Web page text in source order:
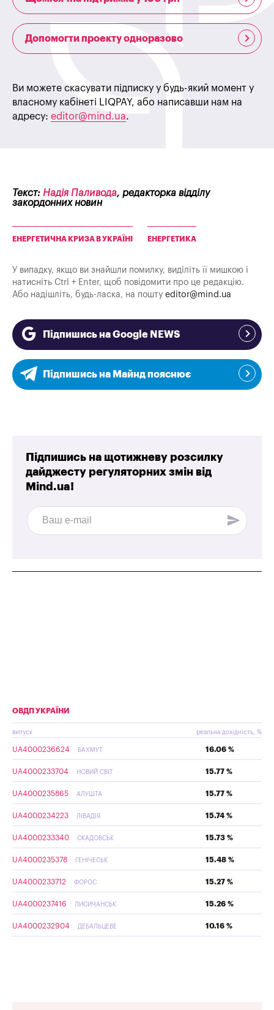
Допомогти проекту одноразово
Ви можете скасувати підписку у будь-який момент у
власному кабінеті LIQPAY, або написавши нам на
адресу: editor@mind.ua.
Текст: Надія Паливода, редакторка відділу
закордонних новин
ЕНЕРГЕТИЧНА КРИЗА В УКРАЇНІ ЕНЕРГЕТИКА
У випадку, якщо ви знайшли помилку, виділіть її мишкою і
натисніть Ctrl + Enter, щоб повідомити про це редакцію.
Або надішліть, будь-ласка, на пошту editor@mind.ua
Підпишись на Google NEWS
Підпишись на Майнд пояснює
Підпишись на щотижневу розсилку
дайджесту регуляторних змін від
Mind.ua!
ОВДП УКРАЇНИ
випуск реальна дохідність, %
UA4000236624 БАХМУТ 16.06 %
UA4000233704 НОВИЙ СВІТ 15.77 %
UA4000235865 АЛУШТА 15.77 %
UA4000234223 ЛІВАДІЯ 15.74 %
UA4000233340 СКАДОВСЬК 15.73 %
UA4000235378 ГЕНІЧЕСЬК 15.48 %
UA4000233712 ФОРОС 15.27 %
UA4000237416 ЛИСИЧАНСЬК 15.26 %
UA4000232904 ДЕБАЛЬЦЕВЕ 10.16 %